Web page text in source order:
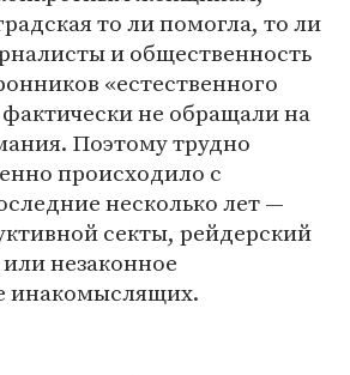
то ли помогла, то ли
и общественность
«естественного
не обращали на
Поэтому трудно
происходило с
несколько лет —
секты, рейдерский
или незаконное
инакомыслящих.